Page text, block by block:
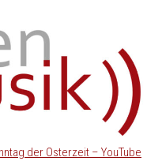
der Osterzeit – YouTube